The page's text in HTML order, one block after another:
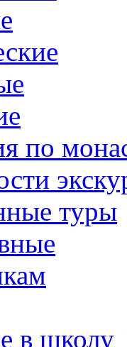
по
туры
в школу